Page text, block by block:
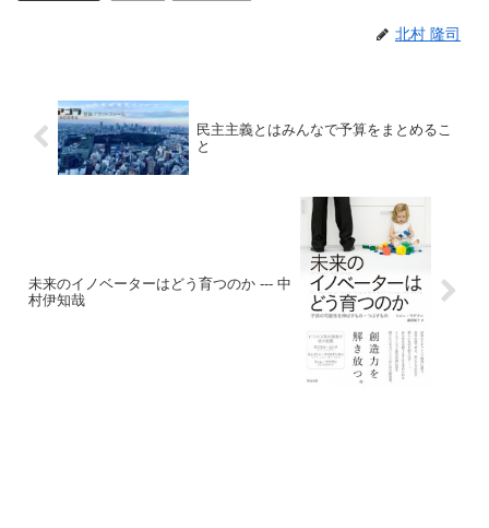
北村 隆司
民主主義とはみんなで予算をまとめるこ
と
未来のイノベーターはどう育つのか --- 中
村伊知哉